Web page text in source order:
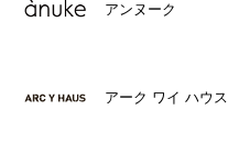
アンヌーク
アーク ワイ ハウス